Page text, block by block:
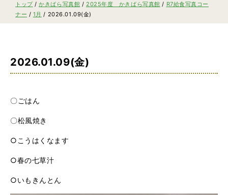
現
在
の
トップ/かきばら写真館 / 2025年度 かきばら写真館 / R7給食写真コー
ナー / 1月 / 2026.01.09(金)
2026.01.09(金)
〇ごはん
〇松風焼き
○こうはくなます
○春の七草汁
○いもきんとん